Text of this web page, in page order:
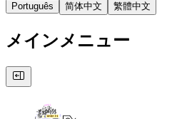
Português
简体中文 繁體中文
メインメニュー